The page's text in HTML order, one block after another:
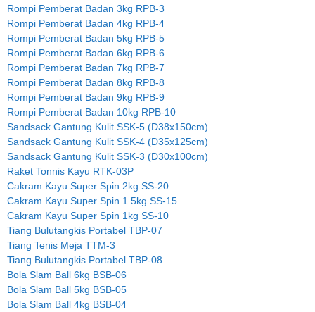
Rompi Pemberat Badan 3kg RPB-3
Rompi Pemberat Badan 4kg RPB-4
Rompi Pemberat Badan 5kg RPB-5
Rompi Pemberat Badan 6kg RPB-6
Rompi Pemberat Badan 7kg RPB-7
Rompi Pemberat Badan 8kg RPB-8
Rompi Pemberat Badan 9kg RPB-9
Rompi Pemberat Badan 10kg RPB-10
Sandsack Gantung Kulit SSK-5 (D38x150cm)
Sandsack Gantung Kulit SSK-4 (D35x125cm)
Sandsack Gantung Kulit SSK-3 (D30x100cm)
Raket Tonnis Kayu RTK-03P
Cakram Kayu Super Spin 2kg SS-20
Cakram Kayu Super Spin 1.5kg SS-15
Cakram Kayu Super Spin 1kg SS-10
Tiang Bulutangkis Portabel TBP-07
Tiang Tenis Meja TTM-3
Tiang Bulutangkis Portabel TBP-08
Bola Slam Ball 6kg BSB-06
Bola Slam Ball 5kg BSB-05
Bola Slam Ball 4kg BSB-04